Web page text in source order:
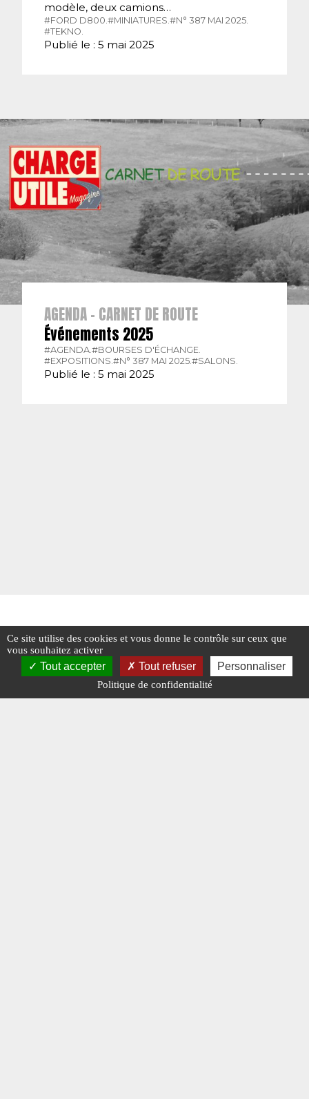
modèle, deux camions…
#FORD D800.#MINIATURES.#N° 387 MAI 2025.
#TEKNO.
Publié le : 5 mai 2025
AGENDA - CARNET DE ROUTE
Événements 2025
#AGENDA. #BOURSES D'ÉCHANGE.
#EXPOSITIONS. #N° 387 MAI 2025. #SALONS.
Publié le : 5 mai 2025
Ce site utilise des cookies et vous donne le contrôle sur ceux que
vous souhaitez activer
Tout accepter Tout refuser Personnaliser
Politique de confidentialité